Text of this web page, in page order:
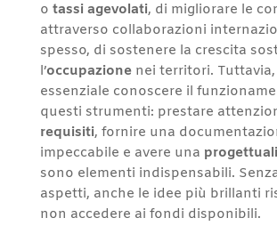
o tassi agevolati, di migliorare le
attraverso collaborazioni
spesso, di sostenere la crescita
l’occupazionenei territori. Tuttavia,
essenziale conoscere il
questi strumenti: prestare
requisiti, fornire una
impeccabile e avere una
sono elementi indispensabili.
aspetti, anche le idee più brillanti
non accedere ai fondi disponibili.